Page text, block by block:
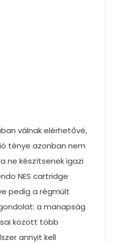
válnak elérhetővé,
ténye azonban nem
ne készítsenek igazi
NES cartridge
pedig a régmúlt
a manapság
között több
annyit kell